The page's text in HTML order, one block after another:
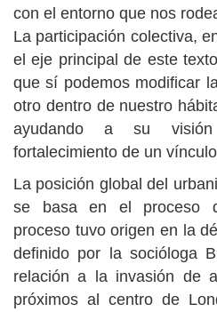
con el entorno que nos
La participación colectiva,
el eje principal de este
que sí podemos modificar
otro dentro de nuestro
ayudando a su
fortalecimiento de un
La posición global del
se basa en el proceso
proceso tuvo origen en la
definido por la socióloga
relación a la invasión de
próximos al centro de